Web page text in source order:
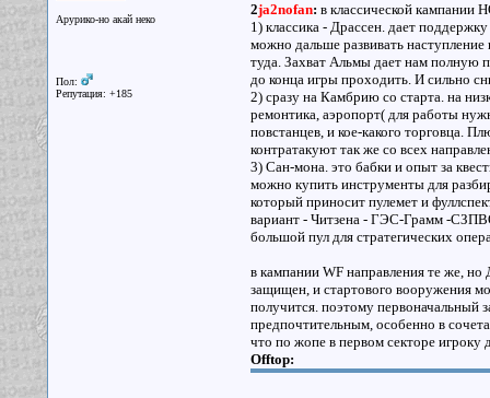
Арурико-но акай неко
Пол:
Репутация: +185
2ja2nofan: в классической кампании
1) классика - Драссен. дает
можно дальше развивать
туда. Захват Альмы дает нам полную
до конца игры проходить. И сильно
2) сразу на Камбрию со старта. на
ремонтика, аэропорт( для работы
повстанцев, и кое-какого торговца.
контратакуют так же со всех
3) Сан-мона. это бабки и опыт за
можно купить инструменты для
который приносит пулемет и
вариант - Читзена - ГЭС-Грамм -
большой пул для стратегических
в кампании WF направления те же, но
защищен, и стартового вооружения
получится. поэтому первоначальный
предпочтительным, особенно в
что по жопе в первом секторе игроку
Offtop: